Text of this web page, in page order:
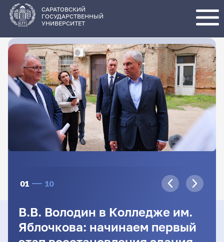
основному
содержанию
САРАТОВСКИЙ
ГОСУДАРСТВЕННЫЙ
УНИВЕРСИТЕТ
01 10
В.В. Володин в Колледже им.
Яблочкова: начинаем первый